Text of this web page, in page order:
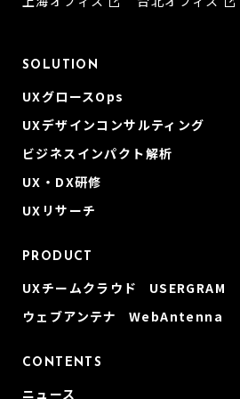
SOLUTION
UXグロースOps
UXデザインコンサルティング
ビジネスインパクト解析
UX・DX研修
UXリサーチ
PRODUCT
UXチームクラウド USERGRAM
ウェブアンテナ WebAntenna
CONTENTS
ニュース